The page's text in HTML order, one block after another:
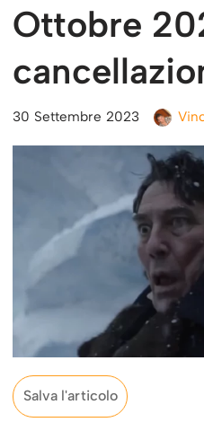
Ottobre
30 Settembre 2023
Salva l'articolo